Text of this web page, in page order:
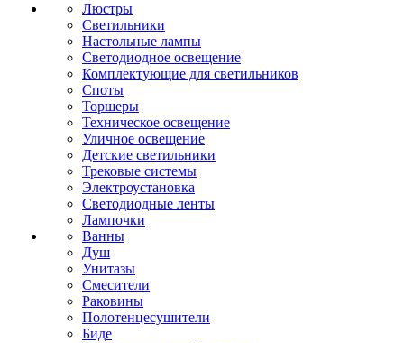
Люстры
Светильники
Настольные лампы
Светодиодное освещение
Комплектующие для светильников
Споты
Торшеры
Техническое освещение
Уличное освещение
Детские светильники
Трековые системы
Электроустановка
Светодиодные ленты
Лампочки
Ванны
Душ
Унитазы
Смесители
Раковины
Полотенцесушители
Биде